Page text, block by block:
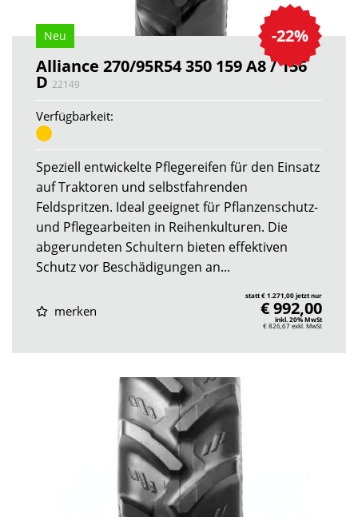
-22%
Neu
Alliance 270/95R54 350 159 A8 / 156
D 22149
Verfügbarkeit:
Speziell entwickelte Pflegereifen für den Einsatz
auf Traktoren und selbstfahrenden
Feldspritzen. Ideal geeignet für Pflanzenschutz-
und Pflegearbeiten in Reihenkulturen. Die
abgerundeten Schultern bieten effektiven
Schutz vor Beschädigungen an...
merken
statt € 1.271,00 jetzt nur
€ 992,00
inkl. 20% MwSt
€ 826,67exkl. MwSt